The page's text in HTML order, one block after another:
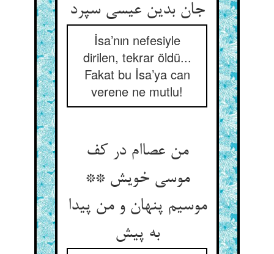
جان بدین عیسی سپرد
İsa’nın nefesiyle
dirilen, tekrar öldü...
Fakat bu İsa’ya can
verene ne mutlu!
من عصاام در کف
موسی خویش **
موسیم پنهان و من پیدا
به پیش